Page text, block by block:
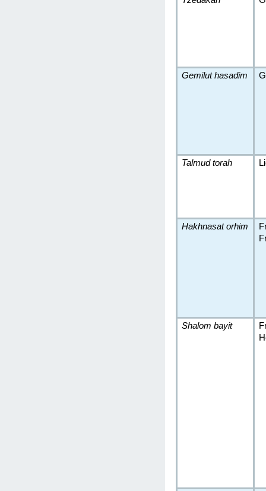
Gemilut hasadim
Talmud torah
Hakhnasat orhim
Shalom bayit